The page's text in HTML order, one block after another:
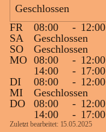
Geschlossen
FR
08:00 - 12:00
SA
Geschlossen
SO
Geschlossen
MO 08:00 - 12:00
14:00
- 17:00
DI
08:00 - 12:00
MI
Geschlossen
DO
08:00 - 12:00
14:00
- 17:00
Zuletzt bearbeitet: 15.05.2025